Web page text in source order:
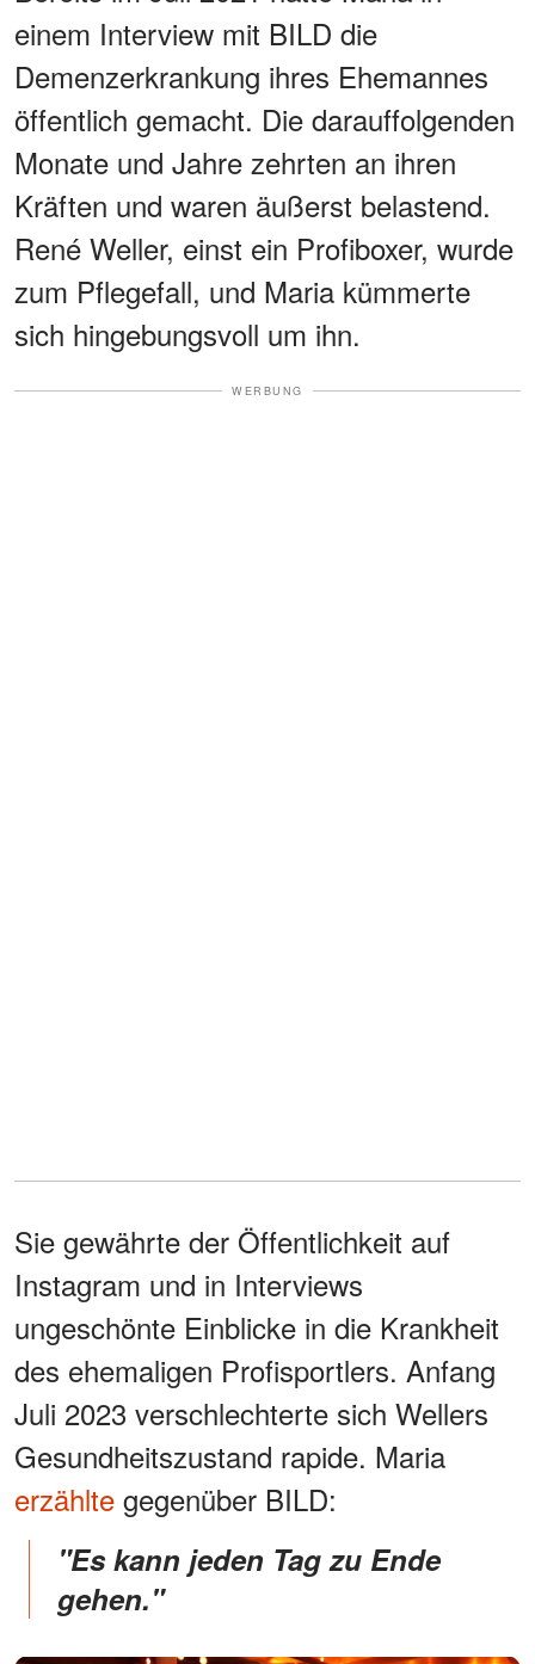
einem Interview mit BILD die
Demenzerkrankung ihres Ehemannes
öffentlich gemacht. Die darauffolgenden
Monate und Jahre zehrten an ihren
Kräften und waren äußerst belastend.
René Weller, einst ein Profiboxer, wurde
zum Pflegefall, und Maria kümmerte
sich hingebungsvoll um ihn.
WERBUNG
Sie gewährte der Öffentlichkeit auf
Instagram und in Interviews
ungeschönte Einblicke in die Krankheit
des ehemaligen Profisportlers. Anfang
Juli 2023 verschlechterte sich Wellers
Gesundheitszustand rapide. Maria
erzählte gegenüber BILD:
"Es kann jeden Tag zu Ende
gehen."